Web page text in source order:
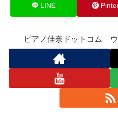
LINE
ピアノ佳奈ドットコム